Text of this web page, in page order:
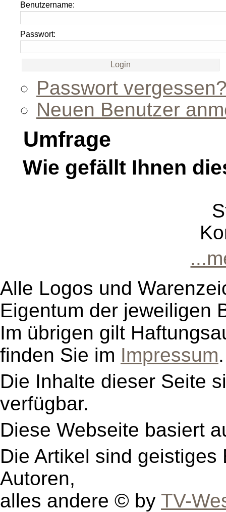
Benutzername:
Passwort:
Passwort
Neuen Benutzer
Umfrage
Wie gefällt Ihnen
Alle Logos und
Eigentum der jeweiligen
Im übrigen gilt
finden Sie im Impressum.
Die Inhalte dieser Seite
verfügbar.
Diese Webseite basiert
Die Artikel sind
Autoren,
alles andere © by TV-